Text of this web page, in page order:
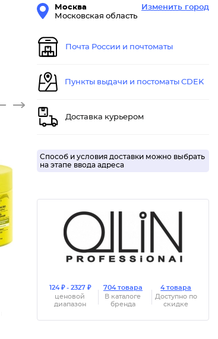
Москва
Московская область
Изменить город
Почта России и почтоматы
Пункты выдачи и постоматы CDEK
Доставка курьером
Способ и условия доставки можно выбрать
на этапе ввода адреса
124 ₽ - 2327 ₽
ценовой
диапазон
704 товара
В каталоге
бренда
4 товара
Доступно по
скидке